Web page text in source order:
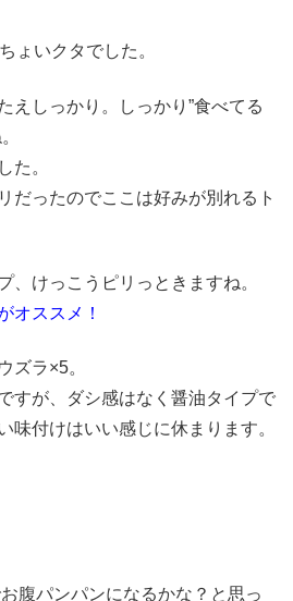
ょいクタでした。
えしっかり。しっかり”食べてる
た。
だったのでここは好みが別れるト
、けっこうピリっときますね。
オススメ！
ズラ×5。
すが、ダシ感はなく醤油タイプで
味付けはいい感じに休まります。
腹パンパンになるかな？と思っ